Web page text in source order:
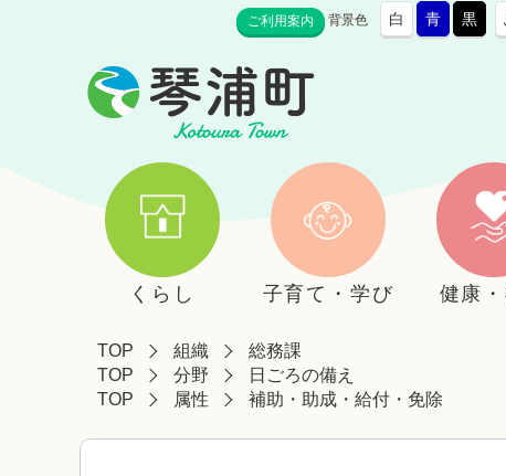
ご利用案内 背景色 白 青 黒
くらし 子育て・学び 健康
TOP 組織
総務課
TOP
分野
日ごろの備え
TOP
属性 補助・助成・給付・免除